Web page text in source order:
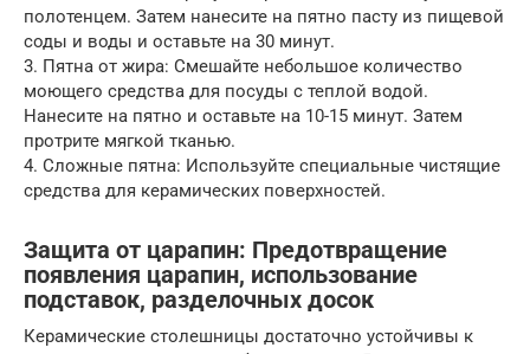
полотенцем. Затем нанесите на пятно пасту из пищевой
соды и воды и оставьте на 30 минут.
3. Пятна от жира: Смешайте небольшое количество
моющего средства для посуды с теплой водой.
Нанесите на пятно и оставьте на 10-15 минут. Затем
протрите мягкой тканью.
4. Сложные пятна: Используйте специальные чистящие
средства для керамических поверхностей.
Защита от царапин: Предотвращение
появления царапин, использование
подставок, разделочных досок
Керамические столешницы достаточно устойчивы к